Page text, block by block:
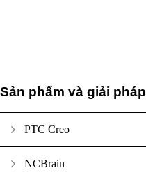
Sản phẩm và giải pháp
PTC Creo
NCBrain